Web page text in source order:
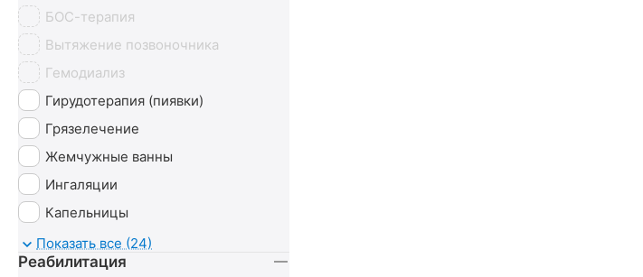
БОС-терапия
Вытяжение позвоночника
Гемодиализ
Гирудотерапия (пиявки)
Грязелечение
Жемчужные ванны
Ингаляции
Капельницы
Карбокситерапия
Магнитотруботрон
Показать все (24)
Реабилитация